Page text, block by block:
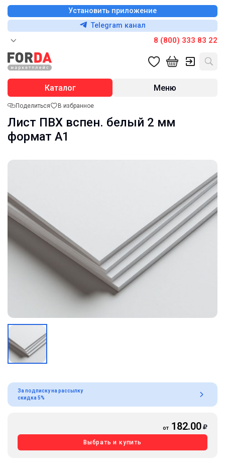
Установить приложение
Telegram канал
8 (800) 333 83 22
Каталог Меню
Поделиться В избранное
Лист ПВХ вспен. белый 2 мм
формат А1
За подписку на рассылку
скидка 5%
от 182.00
Выбрать и купить